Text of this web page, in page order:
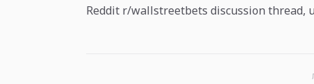
Reddit r/wallstreetbets discussion thread,